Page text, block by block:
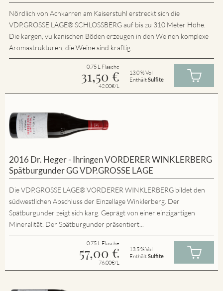
Nördlich von Achkarren am Kaiserstuhl erstreckt sich die
VDP.GROSSE LAGE® SCHLOSSBERG auf bis zu 310 Meter Höhe.
Die kargen, vulkanischen Böden erzeugen in den Weinen komplexe
Aromastrukturen, die Weine sind kräftig...
0.75 L Flasche
31,50 €
42.00€/L
13.0 % Vol
EnthältSulfite
2016 Dr. Heger - Ihringen VORDERER WINKLERBERG
Spätburgunder GG VDP.GROSSE LAGE
Die VDP.GROSSE LAGE® VORDERER WINKLERBERG bildet den
südwestlichen Abschluss der Einzellage Winklerberg. Der
Spätburgunder zeigt sich karg. Geprägt von einer einzigartigen
Mineralität. Der Spätburgunder präsentiert...
0.75 L Flasche
57,00 €
76.00€/L
13.5 % Vol
EnthältSulfite